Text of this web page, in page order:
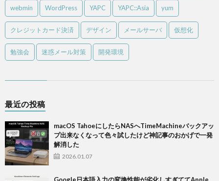
webmin WordPress YAPC YAPC::Asia yum
クレジットカード決済 デザイン メールサーバ 仮想化
勉強会 迷惑メール対策 開発環境
最近の投稿
macOS TahoeにしたらNASへTimeMachineバックアッ
プ出来なくなって色々試したけど神記事のおかげで一発
解消した
2026.01.07